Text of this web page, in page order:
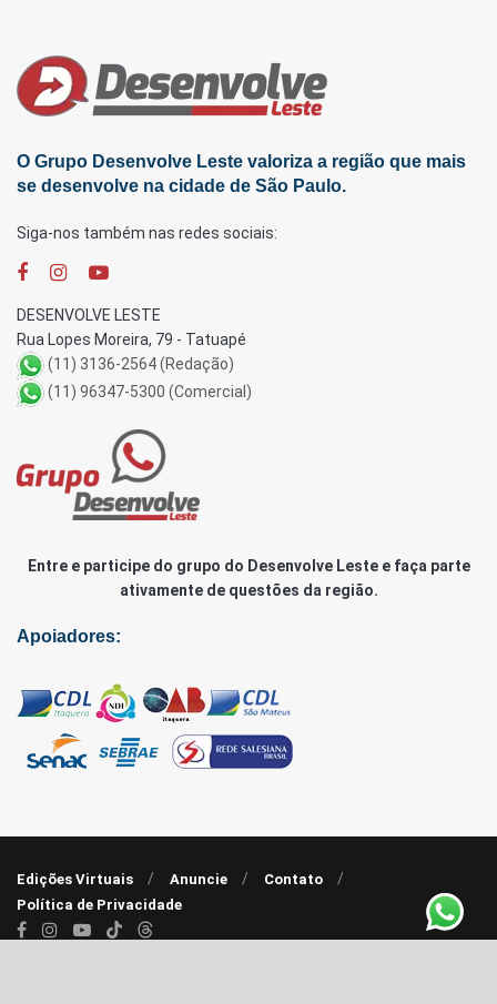
O Grupo Desenvolve Leste valoriza a região que mais
se desenvolve na cidade de São Paulo.
Siga-nos também nas redes sociais:
DESENVOLVE LESTE
Rua Lopes Moreira, 79 - Tatuapé
(11) 3136-2564 (Redação)
(11) 96347-5300 (Comercial)
Entre e participe do grupo do Desenvolve Leste e faça parte
ativamente de questões da região.
Apoiadores:
Edições Virtuais Anuncie
Contato
Política de Privacidade